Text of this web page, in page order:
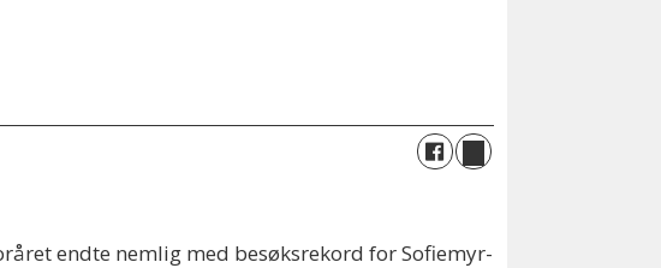
endte nemlig med besøksrekord for Sofiemyr-